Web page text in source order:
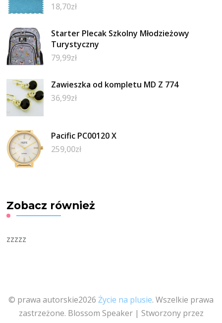
18,70zł
Starter Plecak Szkolny Młodzieżowy
Turystyczny
79,99zł
Zawieszka od kompletu MD Z 774
36,99zł
Pacific PC00120 X
259,00zł
Zobacz również
zzzzz
© prawa autorskie2026 Życie na plusie. Wszelkie prawa
zastrzeżone. Blossom Speaker | Stworzony przez